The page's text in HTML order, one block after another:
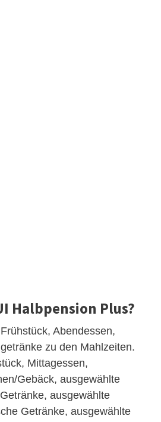
Halbpension Plus?
Abendessen,
zu den Mahlzeiten.
Mittagessen,
Gebäck, ausgewählte
ausgewählte
Getränke, ausgewählte